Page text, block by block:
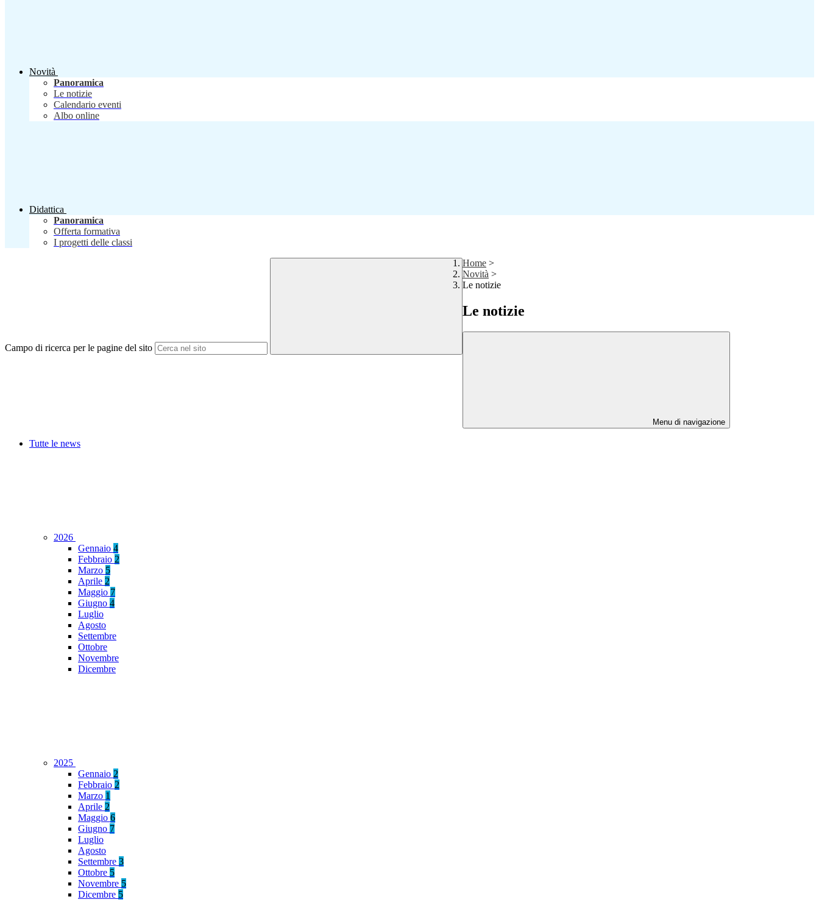
Novità
Panoramica
Le notizie
Calendario eventi
Albo online
Didattica
Panoramica
Offerta formativa
I progetti delle classi
Campo di ricerca per le pagine del sito
Home >
Novità >
Le notizie
Le notizie
Menu di navigazione
Tutte le news
2026
Gennaio 4
Febbraio 2
Marzo 5
Aprile 2
Maggio 7
Giugno 4
Luglio
Agosto
Settembre
Ottobre
Novembre
Dicembre
2025
Gennaio 2
Febbraio 2
Marzo 1
Aprile 2
Maggio 6
Giugno 7
Luglio
Agosto
Settembre 3
Ottobre 5
Novembre 5
Dicembre 5